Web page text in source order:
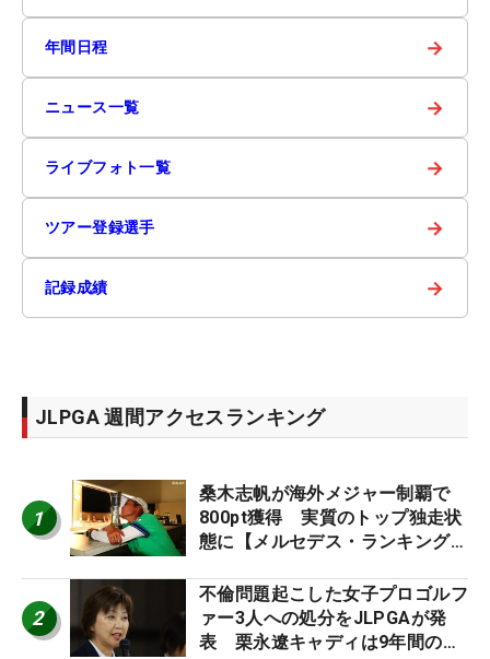
年間日程 →
ニュース一覧 →
ライブフォト一覧 →
ツアー登録選手 →
記録成績 →
JLPGA 週間アクセスランキング
1
桑木志帆が海外メジャー制覇で
800pt獲得 実質のトップ独走状
態に【メルセデス・ランキング番
2
不倫問題起こした女子プロゴルフ
ァー3人への処分をJLPGAが発
表 栗永遼キャディは9年間の立